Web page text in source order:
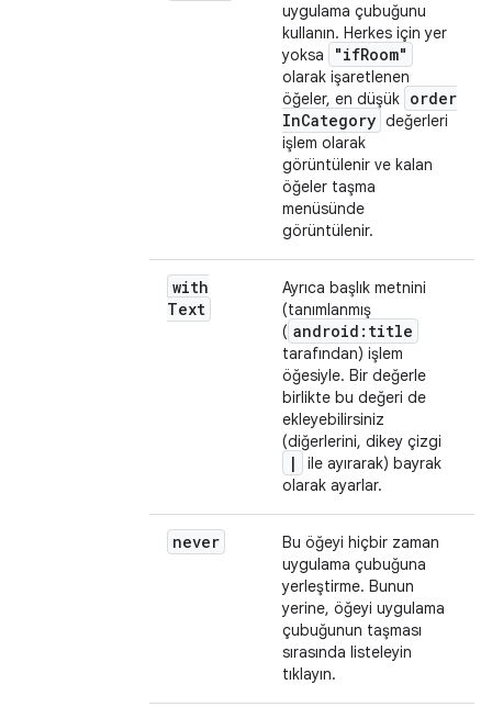
uygulama çubuğunu
kullanın. Herkes için yer
yoksa
"ifRoom"
olarak işaretlenen
öğeler, en düşük order
InCategory değerleri
işlem olarak
görüntülenir ve kalan
öğeler taşma
menüsünde
görüntülenir.
with
Text
Ayrıca başlık metnini
(tanımlanmış
( android:title
tarafından) işlem
öğesiyle. Bir değerle
birlikte bu değeri de
ekleyebilirsiniz
(diğerlerini, dikey çizgi
|
ile ayırarak) bayrak
olarak ayarlar.
never
Bu öğeyi hiçbir zaman
uygulama çubuğuna
yerleştirme. Bunun
yerine, öğeyi uygulama
çubuğunun taşması
sırasında listeleyin
tıklayın.